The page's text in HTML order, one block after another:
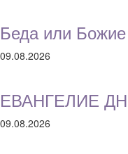
Беда или
09.08.2026
ЕВАНГЕЛИЕ
09.08.2026